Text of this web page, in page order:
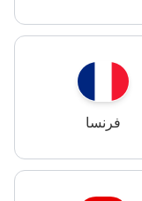
فرنسا